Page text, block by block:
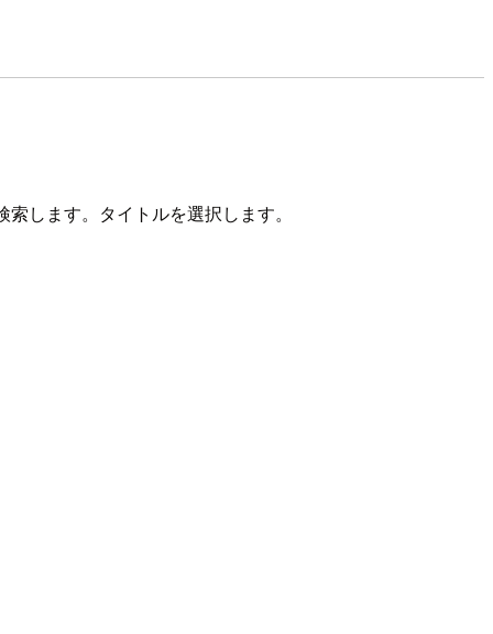
します。タイトルを選択します。